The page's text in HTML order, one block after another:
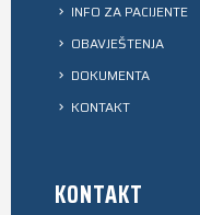
INFO ZA PACIJENTE
OBAVJEŠTENJA
DOKUMENTA
KONTAKT
KONTAKT